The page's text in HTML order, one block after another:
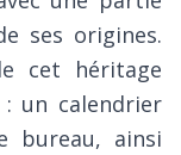
ses origines.
cet héritage
un calendrier
bureau, ainsi